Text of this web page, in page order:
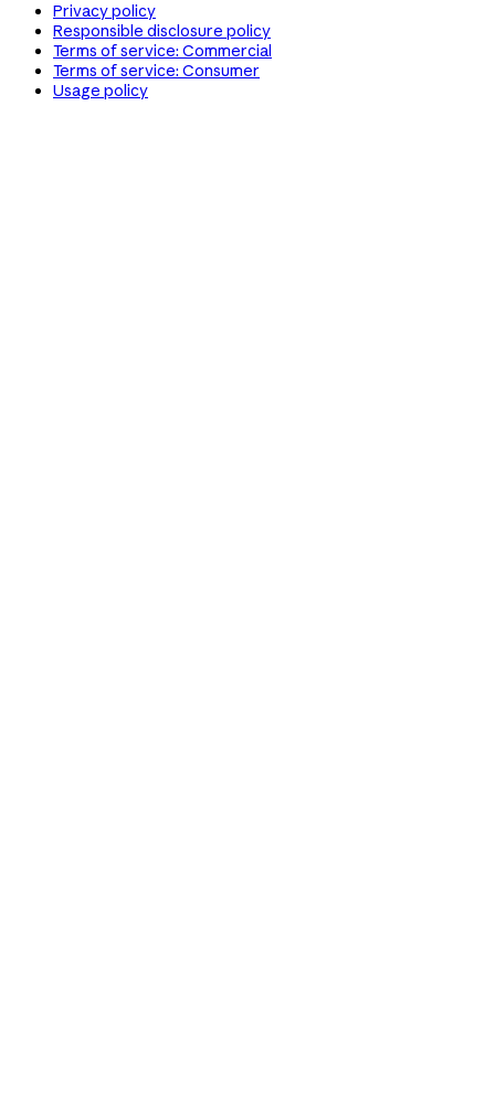
Privacy policy
Responsible disclosure policy
Terms of service: Commercial
Terms of service: Consumer
Usage policy